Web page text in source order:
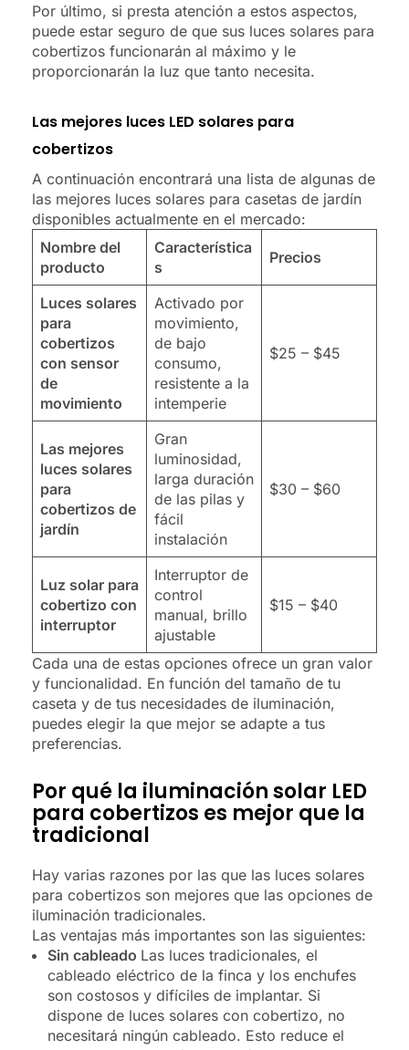
Por último, si presta atención a estos aspectos,
puede estar seguro de que sus luces solares para
cobertizos funcionarán al máximo y le
proporcionarán la luz que tanto necesita.
Las mejores luces LED solares para
cobertizos
A continuación encontrará una lista de algunas de
las mejores luces solares para casetas de jardín
disponibles actualmente en el mercado:
Nombre del
producto
Característica
s
Precios
Luces solares
para
cobertizos
con sensor
de
movimiento
Activado por
movimiento,
de bajo
consumo,
resistente a la
intemperie
$25 – $45
Las mejores
luces solares
para
cobertizos de
jardín
Gran
luminosidad,
larga duración
de las pilas y
fácil
instalación
$30 – $60
Luz solar para
cobertizo con
interruptor
Interruptor de
control
manual, brillo
ajustable
$15 – $40
Cada una de estas opciones ofrece un gran valor
y funcionalidad. En función del tamaño de tu
caseta y de tus necesidades de iluminación,
puedes elegir la que mejor se adapte a tus
preferencias.
Por qué la iluminación solar LED
para cobertizos es mejor que la
tradicional
Hay varias razones por las que las luces solares
para cobertizos son mejores que las opciones de
iluminación tradicionales.
Las ventajas más importantes son las siguientes:
Sin cableado Las luces tradicionales, el
cableado eléctrico de la finca y los enchufes
son costosos y difíciles de implantar. Si
dispone de luces solares con cobertizo, no
necesitará ningún cableado. Esto reduce el